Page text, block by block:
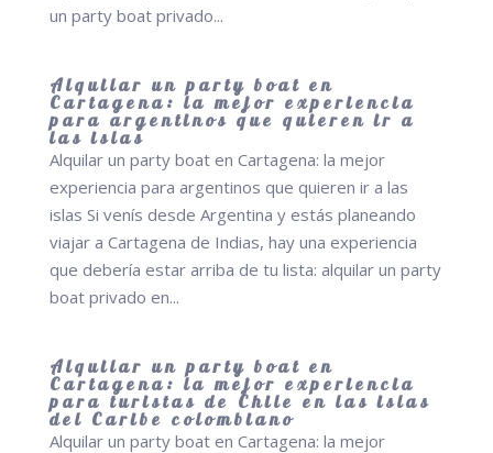
un party boat privado...
Alquilar un party boat en
Cartagena: la mejor experiencia
para argentinos que quieren ir a
las islas
Alquilar un party boat en Cartagena: la mejor
experiencia para argentinos que quieren ir a las
islas Si venís desde Argentina y estás planeando
viajar a Cartagena de Indias, hay una experiencia
que debería estar arriba de tu lista: alquilar un party
boat privado en...
Alquilar un party boat en
Cartagena: la mejor experiencia
para turistas de Chile en las islas
del Caribe colombiano
Alquilar un party boat en Cartagena: la mejor